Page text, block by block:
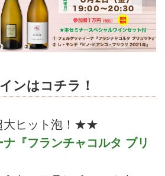
ンはコチラ！
ヒット泡！★★
『フランチャコルタ ブリ